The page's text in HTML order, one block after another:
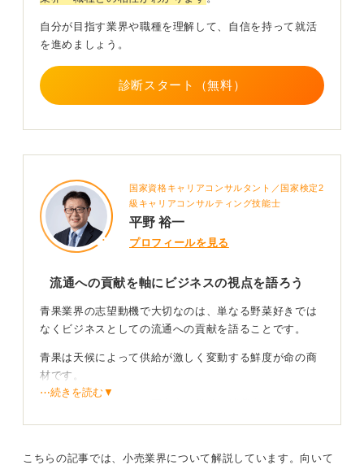
0
自分が目指す業界や職種を理解して、自信を持って就活
を進めましょう。
診断スタート（無料）
国家資格キャリアコンサルタント／国家検定2
級キャリアコンサルティング技能士
平野 裕一
プロフィールを見る
流通への貢献を軸にビジネスの視点を語ろう
青果業界の志望動機で大切なのは、単なる野菜好きでは
なくビジネスとしての流通への貢献を語ることです。
青果は天候によって供給が激しく変動する鮮度が命の商
材です。
⋯続きを読む▼
こちらの記事では、小売業界について解説しています。向いて